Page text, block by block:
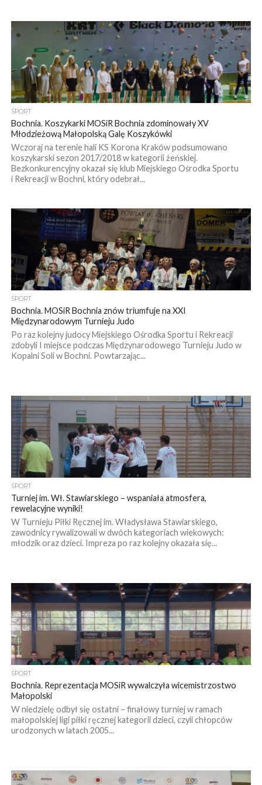
SPORT
Bochnia. Koszykarki MOSiR Bochnia zdominowały XV
Młodzieżową Małopolską Galę Koszykówki
Wczoraj na terenie hali KS Korona Kraków podsumowano
koszykarski sezon 2017/2018 w kategorii żeńskiej.
Bezkonkurencyjny okazał się klub Miejskiego Ośrodka Sportu
i Rekreacji w Bochni, który odebrał...
SPORT
Bochnia. MOSiR Bochnia znów triumfuje na XXI
Międzynarodowym Turnieju Judo
Po raz kolejny judocy Miejskiego Ośrodka Sportu i Rekreacji
zdobyli I miejsce podczas Międzynarodowego Turnieju Judo w
Kopalni Soli w Bochni. Powtarzając...
SPORT
Turniej im. Wł. Stawiarskiego – wspaniała atmosfera,
rewelacyjne wyniki!
W Turnieju Piłki Ręcznej im. Władysława Stawiarskiego,
zawodnicy rywalizowali w dwóch kategoriach wiekowych:
młodzik oraz dzieci. Impreza po raz kolejny okazała się...
SPORT
Bochnia. Reprezentacja MOSiR wywalczyła wicemistrzostwo
Małopolski
W niedzielę odbył się ostatni – finałowy turniej w ramach
małopolskiej ligi piłki ręcznej kategorii dzieci, czyli chłopców
urodzonych w latach 2005...